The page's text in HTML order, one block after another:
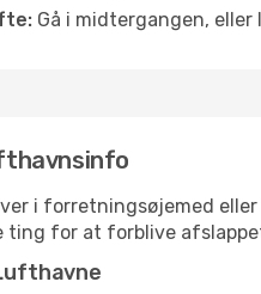
Gå i midtergangen,
i forretningsøjemed
ting for at forblive